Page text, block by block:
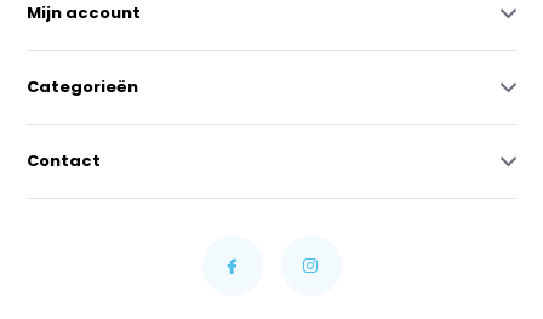
Mijn account
Categorieën
Contact